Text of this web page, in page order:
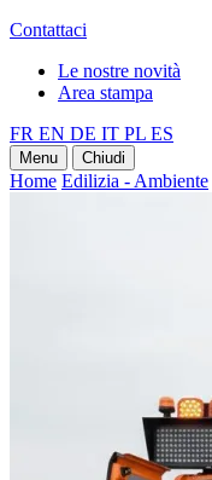
Contattaci
Le nostre novità
Area stampa
FR EN DE IT PL ES
Menu Chiudi
Home Edilizia - Ambiente